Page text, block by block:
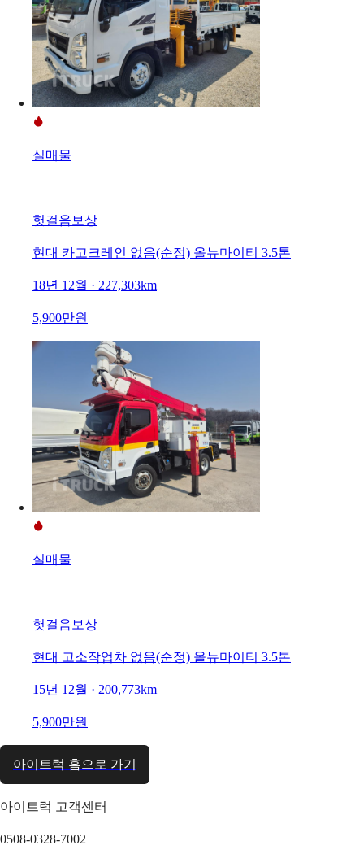
실매물
헛걸음보상
현대 카고크레인 없음(순정) 올뉴마이티 3.5톤
18년 12월 · 227,303km
5,900만원
실매물
헛걸음보상
현대 고소작업차 없음(순정) 올뉴마이티 3.5톤
15년 12월 · 200,773km
5,900만원
아이트럭 홈으로 가기
아이트럭 고객센터
0508-0328-7002